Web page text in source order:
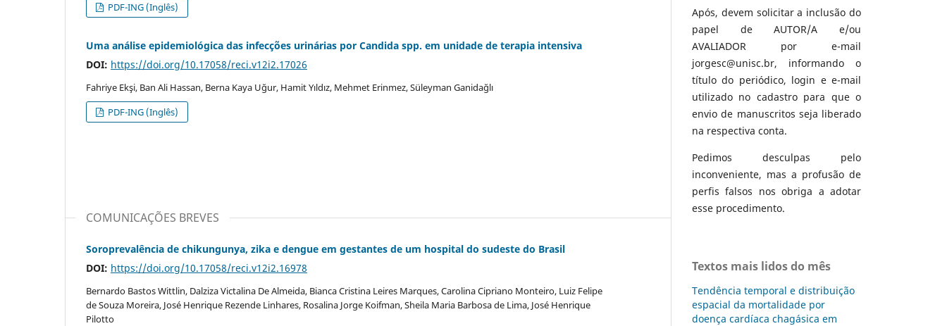
PDF-ING (Inglês)
Uma análise epidemiológica das infecções urinárias por Candida spp. em unidade de terapia intensiva
DOI: https://doi.org/10.17058/reci.v12i2.17026
Fahriye Ekşi, Ban Ali Hassan, Berna Kaya Uğur, Hamit Yıldız, Mehmet Erinmez, Süleyman Ganidağlı
PDF-ING (Inglês)
COMUNICAÇÕES BREVES
Soroprevalência de chikungunya, zika e dengue em gestantes de um hospital do sudeste do Brasil
DOI: https://doi.org/10.17058/reci.v12i2.16978
Bernardo Bastos Wittlin, Dalziza Victalina De Almeida, Bianca Cristina Leires Marques, Carolina Cipriano Monteiro, Luiz Felipe
de Souza Moreira, José Henrique Rezende Linhares, Rosalina Jorge Koifman, Sheila Maria Barbosa de Lima, José Henrique
Pilotto
Após, devem solicitar a inclusão do
papel de AUTOR/A e/ou
AVALIADOR por e-mail
jorgesc@unisc.br, informando o
título do periódico, login e e-mail
utilizado no cadastro para que o
envio de manuscritos seja liberado
na respectiva conta.
Pedimos desculpas pelo
inconveniente, mas a profusão de
perfis falsos nos obriga a adotar
esse procedimento.
Textos mais lidos do mês
Tendência temporal e distribuição
espacial da mortalidade por
doença cardíaca chagásica em